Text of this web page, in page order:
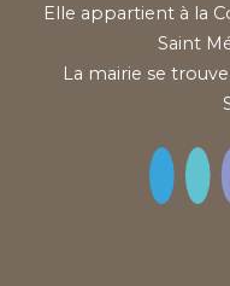
Elle appartient à la
Saint
La mairie se